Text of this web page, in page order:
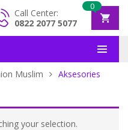
Call Center:
0822 2077 5077
0
Muslim
Aksesories
your selection.